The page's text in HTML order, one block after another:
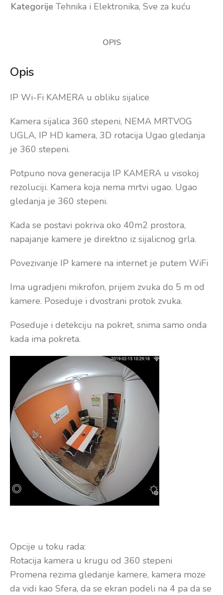
Kategorije Tehnika i Elektronika,Sve za kuću
OPIS
Opis
IP Wi-Fi KAMERA u obliku sijalice
Kamera sijalica 360 stepeni, NEMA MRTVOG
UGLA, IP HD kamera, 3D rotacija Ugao gledanja
je 360 stepeni.
Potpuno nova generacija IP KAMERA u visokoj
rezoluciji. Kamera koja nema mrtvi ugao. Ugao
gledanja je 360 stepeni.
Kada se postavi pokriva oko 40m2 prostora,
napajanje kamere je direktno iz sijalicnog grla.
Povezivanje IP kamere na internet je putem WiFi
Ima ugradjeni mikrofon, prijem zvuka do 5 m od
kamere. Poseduje i dvostrani protok zvuka.
Poseduje i detekciju na pokret, snima samo onda
kada ima pokreta.
Opcije u toku rada:
Rotacija kamera u krugu od 360 stepeni
Promena rezima gledanje kamere, kamera moze
da vidi kao Sfera, da se ekran podeli na 4 pa da se